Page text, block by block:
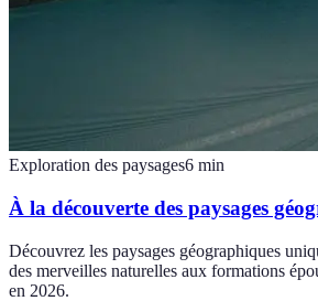
Exploration des paysages6 min
À la découverte des paysages
Découvrez les paysages géographiques
des merveilles naturelles aux formations
en 2026.